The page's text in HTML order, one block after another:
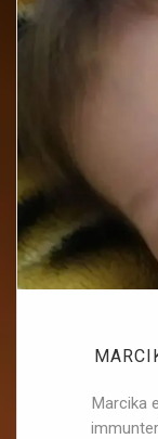
Marcika